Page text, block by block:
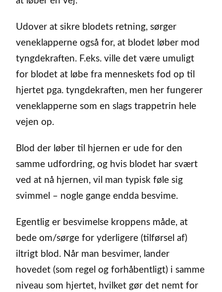
Udover at sikre blodets retning, sørger
veneklapperne også for, at blodet løber mod
tyngdekraften. F.eks. ville det være umuligt
for blodet at løbe fra menneskets fod op til
hjertet pga. tyngdekraften, men her fungerer
veneklapperne som en slags trappetrin hele
vejen op.
Blod der løber til hjernen er ude for den
samme udfordring, og hvis blodet har svært
ved at nå hjernen, vil man typisk føle sig
svimmel – nogle gange endda besvime.
Egentlig er besvimelse kroppens måde, at
bede om/sørge for yderligere (tilførsel af)
iltrigt blod. Når man besvimer, lander
hovedet (som regel og forhåbentligt) i samme
niveau som hjertet, hvilket gør det nemt for